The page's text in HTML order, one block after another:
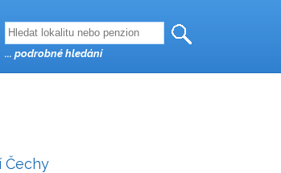
Čechy
... podrobné hledání